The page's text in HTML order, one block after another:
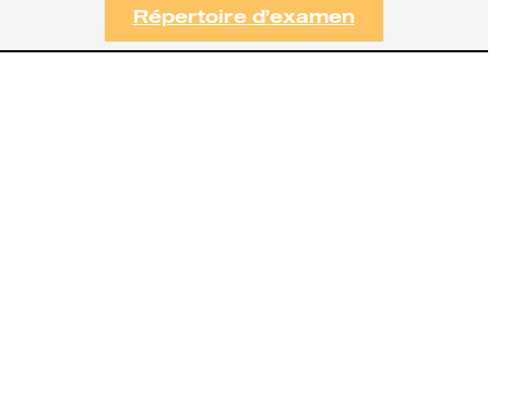
Répertoire d’examen